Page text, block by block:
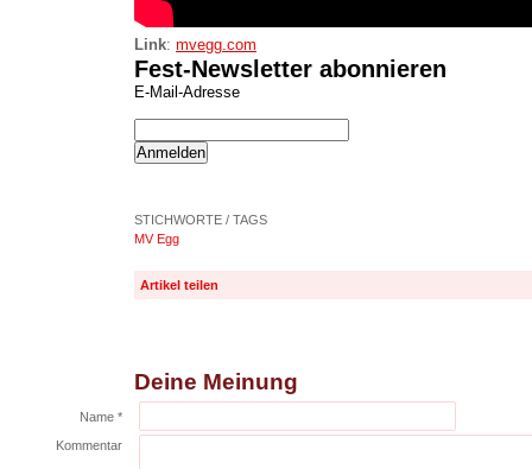
Link: mvegg.com
Fest-Newsletter abonnieren
E-Mail-Adresse
STICHWORTE / TAGS
MV Egg
Artikel teilen
Deine Meinung
Name *
Kommentar